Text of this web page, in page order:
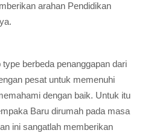
arahan Pendidikan
berbeda penanggapan dari
pesat untuk memenuhi
dengan baik. Untuk itu
Baru dirumah pada masa
ini sangatlah memberikan